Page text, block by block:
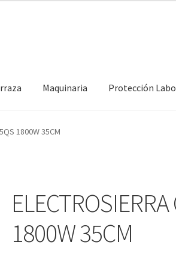
Maquinaria Protección
1800W 35CM
1800W 35CM